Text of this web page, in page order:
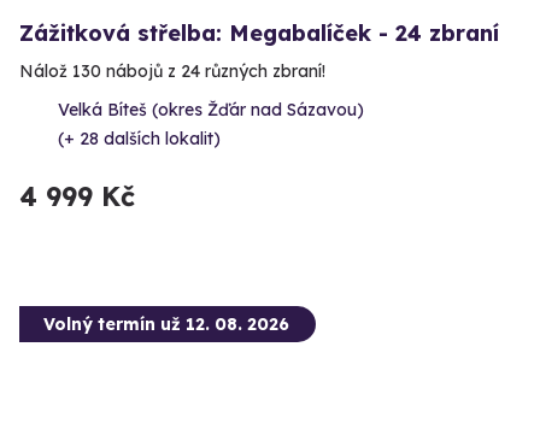
Zážitková střelba: Megabalíček - 24 zbraní
Nálož 130 nábojů z 24 různých zbraní!
Velká Bíteš (okres Žďár nad Sázavou)
(+ 28 dalších lokalit)
4 999 Kč
Volný termín už 12. 08. 2026